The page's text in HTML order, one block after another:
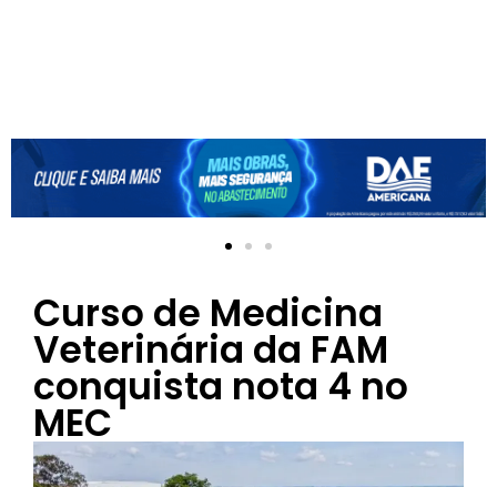
Curso de Medicina
Veterinária da FAM
conquista nota 4 no
MEC